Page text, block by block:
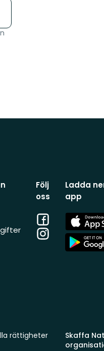
Följ
oss
Facebook
Instagram
Ladda
app
App
Store
App
Store
Skaffa
rättigheter